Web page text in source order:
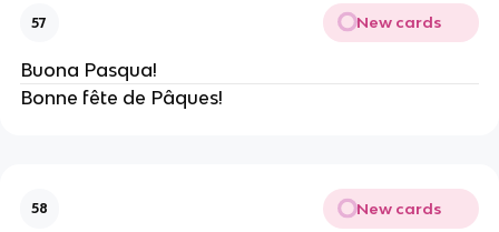
57 New cards
Buona Pasqua!
Bonne fête de Pâques!
58 New cards